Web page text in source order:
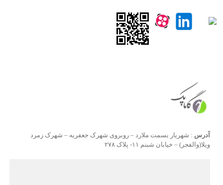
آدرس : شهریار بسمت ملارد – روبروی شهرک جعفریه – شهرک زمرد
ویلا(والفجر) – خیابان شبنم ۱۱- پلاک ۲۷۸